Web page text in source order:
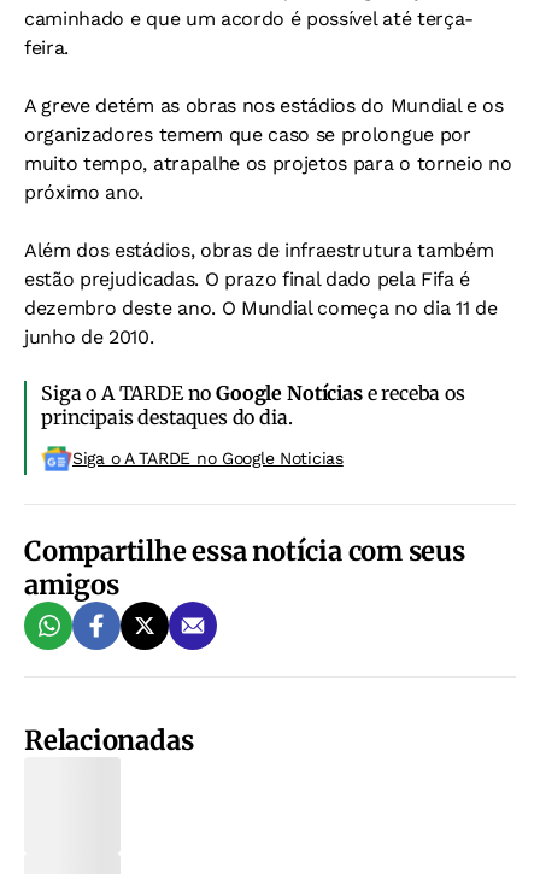
caminhado e que um acordo é possível até terça-
feira.
A greve detém as obras nos estádios do Mundial e os
organizadores temem que caso se prolongue por
muito tempo, atrapalhe os projetos para o torneio no
próximo ano.
Além dos estádios, obras de infraestrutura também
estão prejudicadas. O prazo final dado pela Fifa é
dezembro deste ano. O Mundial começa no dia 11 de
junho de 2010.
Siga o A TARDE noGoogle Notíciase receba os
principais destaques do dia.
Siga o A TARDE no Google Noticias
Compartilhe essa notícia com seus
amigos
Relacionadas